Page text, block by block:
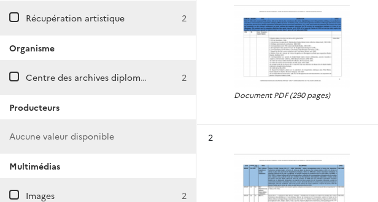
Récupération artistique 2
Organisme
Centre des archives diplomatiques de La Courneuve 2
Producteurs
Aucune valeur disponible
Multimédias
Images 2
Document PDF (290 pages)
2